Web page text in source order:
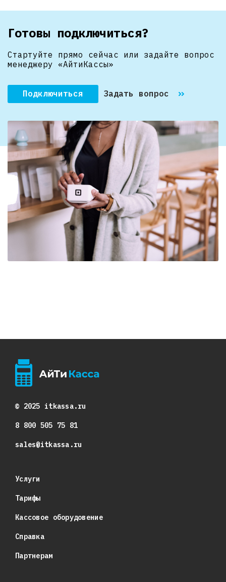
Готовы подключиться?
Стартуйте прямо сейчас или задайте вопрос
менеджеру «АйтиКассы»
Подключиться Задать вопрос
© 2025 itkassa.ru
8 800 505 75 81
sales@itkassa.ru
Услуги
Тарифы
Кассовое оборудовение
Справка
Партнерам